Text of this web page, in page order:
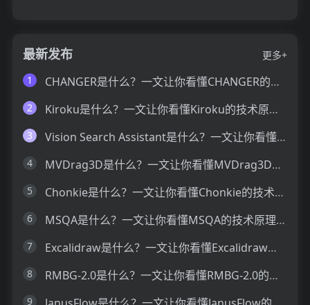
最新发布
更多+
1
CHANGER是什么？一文让你看懂CHANGER的技术原理、主要功能、应用场景
2 Kiroku是什么？一文让你看懂Kiroku的技术原理、主要功能、应用场景
3 Vision Search Assistant是什么？一文让你看懂Vision Search Assistant的技术原理、主要功能、应用场景
4 MVDrag3D是什么？一文让你看懂MVDrag3D的技术原理、主要功能、应用场景
5 Chonkie是什么？一文让你看懂Chonkie的技术原理、主要功能、应用场景
6 MSQA是什么？一文让你看懂MSQA的技术原理、主要功能、应用场景
7 Excalidraw是什么？一文让你看懂Excalidraw的技术原理、主要功能、应用场景
8 RMBG-2.0是什么？一文让你看懂RMBG-2.0的技术原理、主要功能、应用场景
9